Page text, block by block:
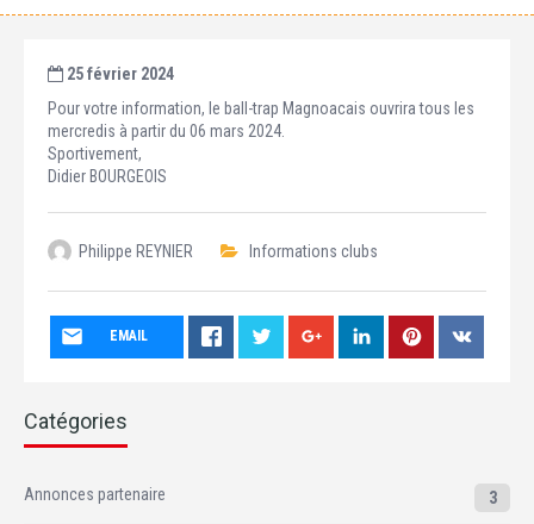
25 février 2024
Pour votre information, le ball-trap Magnoacais ouvrira tous les
mercredis à partir du 06 mars 2024.
Sportivement,
Didier BOURGEOIS
Philippe REYNIER Informations clubs
EMAIL
Catégories
Annonces partenaire 3